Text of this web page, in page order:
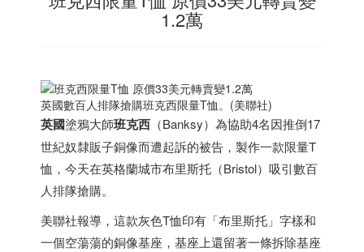
1.2萬
英國數百人排隊搶購班克西限量T恤。(美聯社)
英國塗鴉大師班克西 （Banksy）為協助4名因推倒17
世紀奴隸販子銅像而遭起訴的被告，製作一款限量T
恤，今天在英格蘭城市布里斯托（Bristol）吸引數百
人排隊搶購。
美聯社報導，這款灰色T恤印有「布里斯托」字樣和
一個空蕩蕩的銅像基座，基座上還留著一條拆除基座